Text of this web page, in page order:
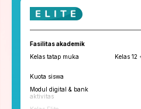
Konseling dan Kelas
Tryout
Fasilitas akademik
Kelas tatap muka
Kelas
Kuota siswa
Modul digital & bank
aktivitas